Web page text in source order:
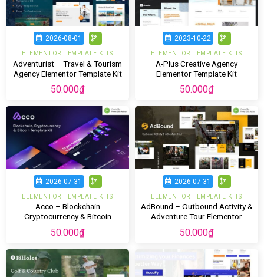
2026-08-01
ELEMENTOR TEMPLATE KITS
Adventurist – Travel & Tourism
Agency Elementor Template Kit
50.000₫
2023-10-22
ELEMENTOR TEMPLATE KITS
A-Plus Creative Agency
Elementor Template Kit
50.000₫
2026-07-31
ELEMENTOR TEMPLATE KITS
Acco – Blockchain
Cryptocurrency & Bitcoin
Elementor Template Kit
50.000₫
2026-07-31
ELEMENTOR TEMPLATE KITS
AdBound – Outbound Activity &
Adventure Tour Elementor
Template Kit
50.000₫